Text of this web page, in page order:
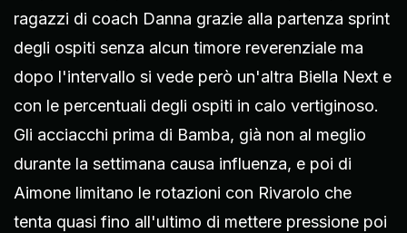
ragazzi di coach Danna grazie alla partenza sprint
degli ospiti senza alcun timore reverenziale ma
dopo l'intervallo si vede però un'altra Biella Next e
con le percentuali degli ospiti in calo vertiginoso.
Gli acciacchi prima di Bamba, già non al meglio
durante la settimana causa influenza, e poi di
Aimone limitano le rotazioni con Rivarolo che
tenta quasi fino all'ultimo di mettere pressione poi